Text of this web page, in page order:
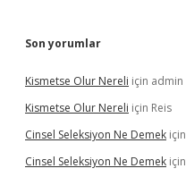
Son yorumlar
Kismetse Olur Nereli için admin
Kismetse Olur Nereli için Reis
Cinsel Seleksiyon Ne Demek için
Cinsel Seleksiyon Ne Demek için